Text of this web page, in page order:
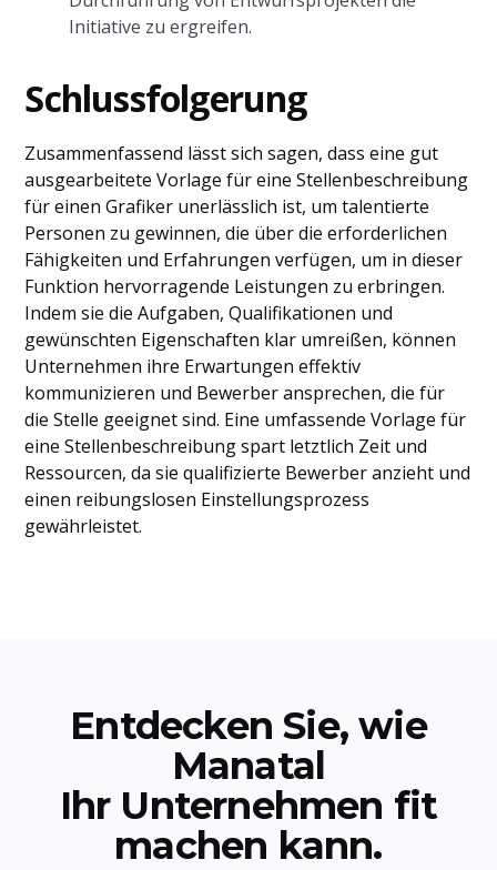
Initiative zu ergreifen.
Schlussfolgerung
Zusammenfassend lässt sich sagen, dass eine gut
ausgearbeitete Vorlage für eine Stellenbeschreibung
für einen Grafiker unerlässlich ist, um talentierte
Personen zu gewinnen, die über die erforderlichen
Fähigkeiten und Erfahrungen verfügen, um in dieser
Funktion hervorragende Leistungen zu erbringen.
Indem sie die Aufgaben, Qualifikationen und
gewünschten Eigenschaften klar umreißen, können
Unternehmen ihre Erwartungen effektiv
kommunizieren und Bewerber ansprechen, die für
die Stelle geeignet sind. Eine umfassende Vorlage für
eine Stellenbeschreibung spart letztlich Zeit und
Ressourcen, da sie qualifizierte Bewerber anzieht und
einen reibungslosen Einstellungsprozess
gewährleistet.
Entdecken Sie, wie
Manatal
Ihr Unternehmen fit
machen kann.